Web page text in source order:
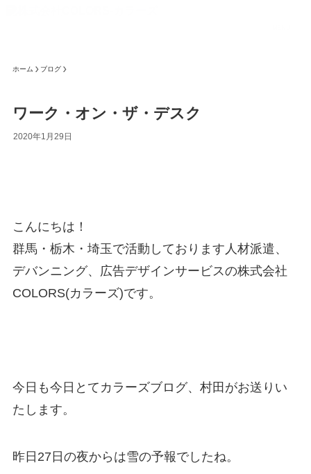
ホーム ブログ
ワーク・オン・ザ・デスク
2020年1月29日
こんにちは！
群馬・栃木・埼玉で活動しております人材派遣、
デバンニング、広告デザインサービスの株式会社
COLORS(カラーズ)です。
今日も今日とてカラーズブログ、村田がお送りい
たします。
昨日27日の夜からは雪の予報でしたね。